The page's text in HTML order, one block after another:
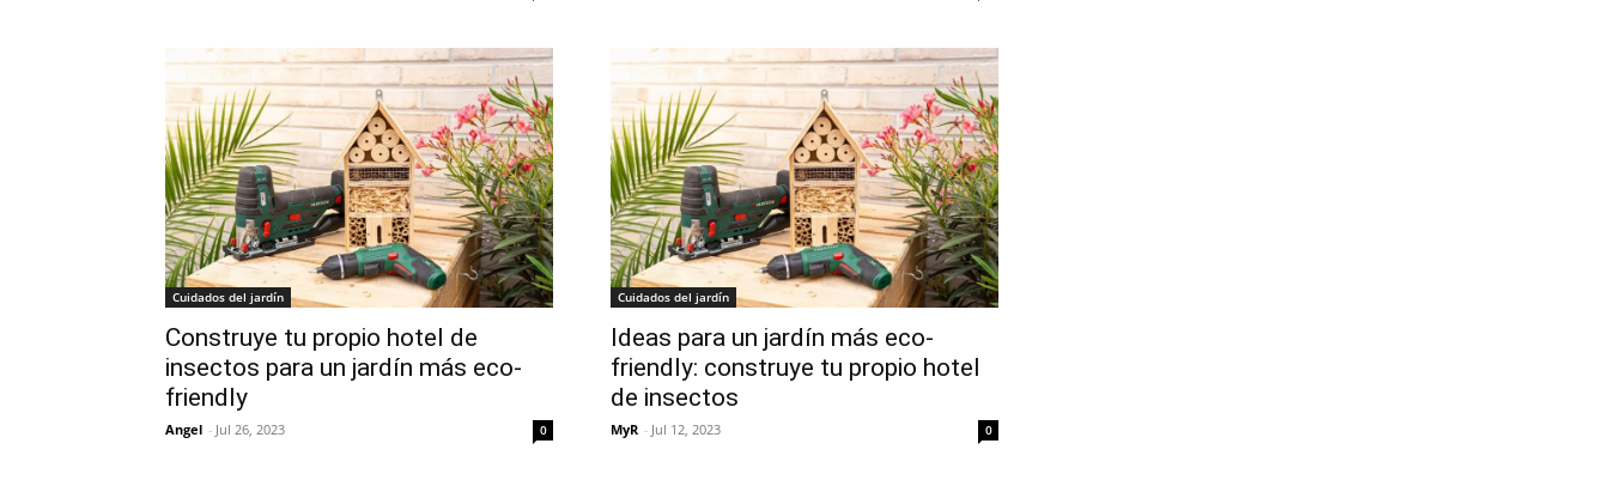
Cuidados del jardín
Construye tu propio hotel de
insectos para un jardín más eco-
friendly
Angel - Jul 26, 2023 0
Cuidados del jardín
Ideas para un jardín más eco-
friendly: construye tu propio hotel
de insectos
MyR - Jul 12, 2023 0